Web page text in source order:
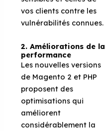
vos clients contre les
vulnérabilités connues.
2. Améliorations de la
performance
Les nouvelles versions
de Magento 2 et PHP
proposent des
optimisations qui
améliorent
considérablement la